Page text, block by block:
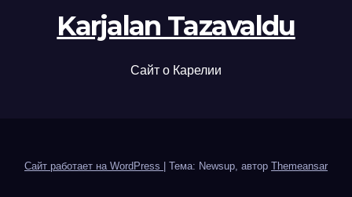
Karjalan Tazavaldu
Сайт о Карелии
Сайт работает на WordPress Тема: Newsup, автор Themeansar